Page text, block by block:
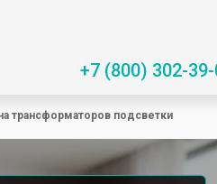
+7 (800) 302-
трансформаторов подсветки